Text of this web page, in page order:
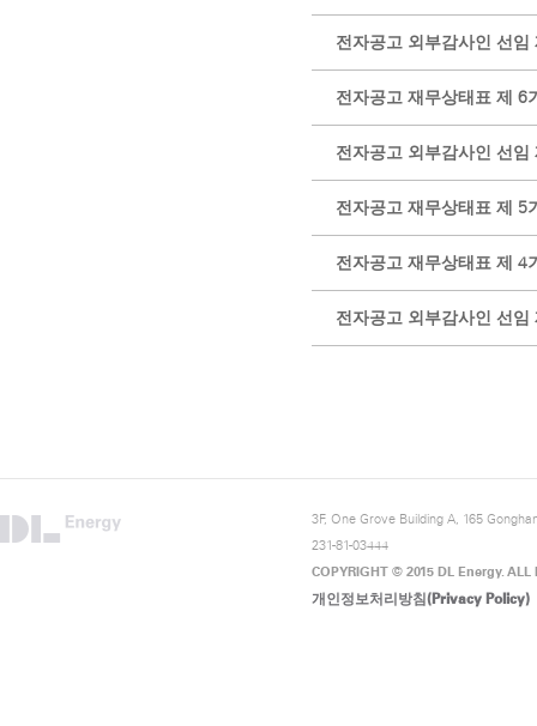
전자공고 외부감사인 선임
전자공고 재무상태표 제 6
전자공고 외부감사인 선임
전자공고 재무상태표 제 5
전자공고 재무상태표 제 4
전자공고 외부감사인 선임
3F, One Grove Building A, 165
231-81-03444
COPYRIGHT © 2015 DL Energy. ALL
개인정보처리방침(Privacy Policy)